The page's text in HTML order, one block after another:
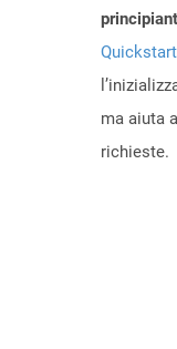
Quickstart
ma aiuta
richieste.